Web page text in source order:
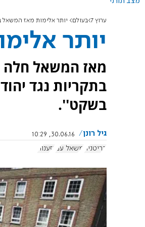
ערוץ 7 בעולם יותר אלימות מאז המשאל
יותר
מאז המשאל חלה
בתקריות נגד
בשקט''.
גיל רונן
30.06.16, 10:29
בריטניה
משאל עם גזענות